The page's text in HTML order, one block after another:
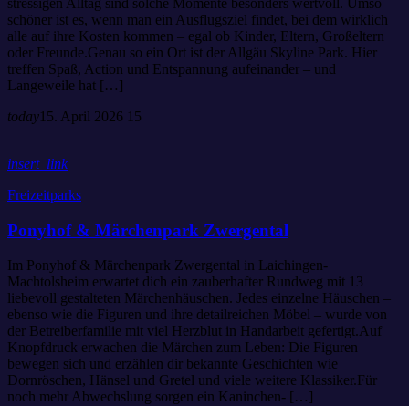
schöner ist es, wenn man ein Ausflugsziel findet, bei dem wirklich
alle auf ihre Kosten kommen – egal ob Kinder, Eltern, Großeltern
oder Freunde.Genau so ein Ort ist der Allgäu Skyline Park. Hier
treffen Spaß, Action und Entspannung aufeinander – und
Langeweile hat […]
today15. April 2026 15
insert_link
Freizeitparks
Ponyhof & Märchenpark Zwergental
Im Ponyhof & Märchenpark Zwergental in Laichingen-
Machtolsheim erwartet dich ein zauberhafter Rundweg mit 13
liebevoll gestalteten Märchenhäuschen. Jedes einzelne Häuschen –
ebenso wie die Figuren und ihre detailreichen Möbel – wurde von
der Betreiberfamilie mit viel Herzblut in Handarbeit gefertigt.Auf
Knopfdruck erwachen die Märchen zum Leben: Die Figuren
bewegen sich und erzählen dir bekannte Geschichten wie
Dornröschen, Hänsel und Gretel und viele weitere Klassiker.Für
noch mehr Abwechslung sorgen ein Kaninchen- […]